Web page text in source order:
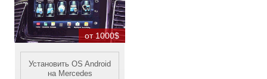
от 1000$
Установить OS Android
на Mercedes